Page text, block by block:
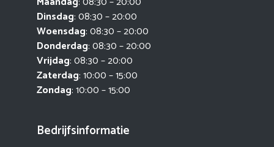
Dinsdag: 08:30 – 20:00
Woensdag: 08:30 – 20:00
Donderdag: 08:30 – 20:00
Vrijdag: 08:30 – 20:00
Zaterdag: 10:00 – 15:00
Zondag: 10:00 – 15:00
Bedrijfsinformatie